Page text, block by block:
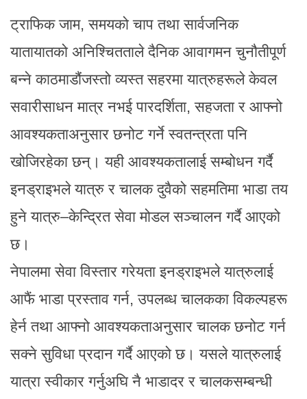
ट्राफिक जाम, समयको चाप तथा सार्वजनिक
यातायातको अनिश्चितताले दैनिक आवागमन चुनौतीपूर्ण
बन्ने काठमाडौंजस्तो व्यस्त सहरमा यात्रुहरूले केवल
सवारीसाधन मात्र नभई पारदर्शिता, सहजता र आफ्नो
आवश्यकताअनुसार छनोट गर्ने स्वतन्त्रता पनि
खोजिरहेका छन्। यही आवश्यकतालाई सम्बोधन गर्दै
इनड्राइभले यात्रु र चालक दुवैको सहमतिमा भाडा तय
हुने यात्रु–केन्द्रित सेवा मोडल सञ्चालन गर्दै आएको
छ।
नेपालमा सेवा विस्तार गरेयता इनड्राइभले यात्रुलाई
आफैं भाडा प्रस्ताव गर्न, उपलब्ध चालकका विकल्पहरू
हेर्न तथा आफ्नो आवश्यकताअनुसार चालक छनोट गर्न
सक्ने सुविधा प्रदान गर्दै आएको छ। यसले यात्रुलाई
यात्रा स्वीकार गर्नुअघि नै भाडादर र चालकसम्बन्धी